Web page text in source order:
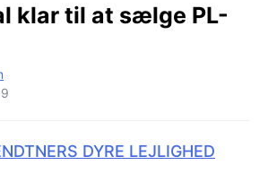
klar til at sælge PL-
DYRE LEJLIGHED